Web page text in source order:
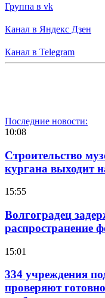
Группа в vk
Канал в Яндекс Дзен
Канал в Telegram
Последние новости:
10:08
Строительство
кургана выходит
15:55
Волгоградец
распространение
15:01
334 учреждения
проверяют